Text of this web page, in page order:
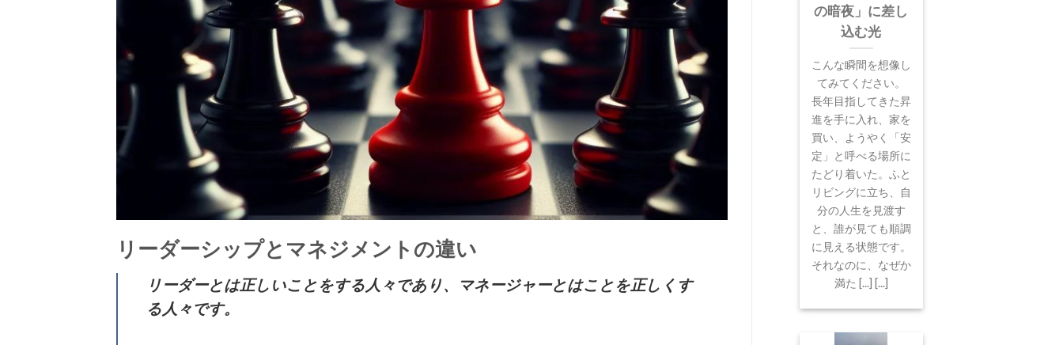
リーダーシップとマネジメントの違い
リーダーとは正しいことをする人々であり、マネージャーとはことを正しくす
る人々です。
の暗夜」に差し
込む光
こんな瞬間を想像し
てみてください。
長年目指してきた昇
進を手に入れ、家を
買い、ようやく「安
定」と呼べる場所に
たどり着いた。ふと
リビングに立ち、自
分の人生を見渡す
と、誰が見ても順調
に見える状態です。
それなのに、なぜか
満た [...] [...]